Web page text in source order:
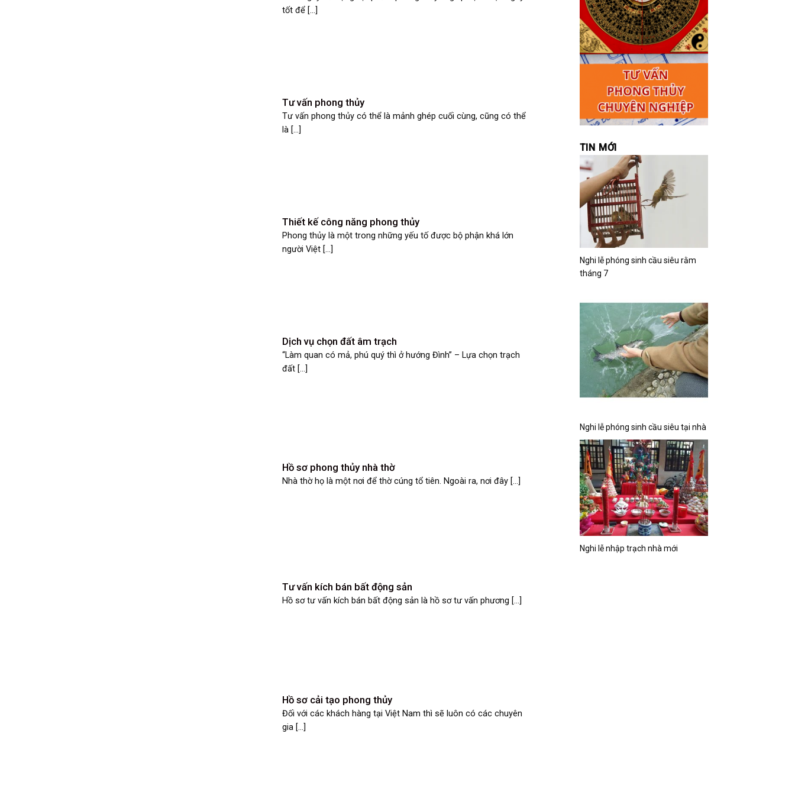
tốt để [...]
Tư vấn phong thủy
Tư vấn phong thủy có thể là mảnh ghép cuối cùng, cũng có thể
là [...]
Thiết kế công năng phong thủy
Phong thủy là một trong những yếu tố được bộ phận khá lớn
người Việt [...]
Dịch vụ chọn đất âm trạch
“Làm quan có mả, phú quý thì ở hướng Đình” – Lựa chọn trạch
đất [...]
Hồ sơ phong thủy nhà thờ
Nhà thờ họ là một nơi để thờ cúng tổ tiên. Ngoài ra, nơi đây [...]
Tư vấn kích bán bất động sản
Hồ sơ tư vấn kích bán bất động sản là hồ sơ tư vấn phương [...]
Hồ sơ cải tạo phong thủy
Đối với các khách hàng tại Việt Nam thì sẽ luôn có các chuyên
gia [...]
TIN MỚI
Nghi lễ phóng sinh cầu siêu rằm
tháng 7
Nghi lễ phóng sinh cầu siêu tại nhà
Nghi lễ nhập trạch nhà mới